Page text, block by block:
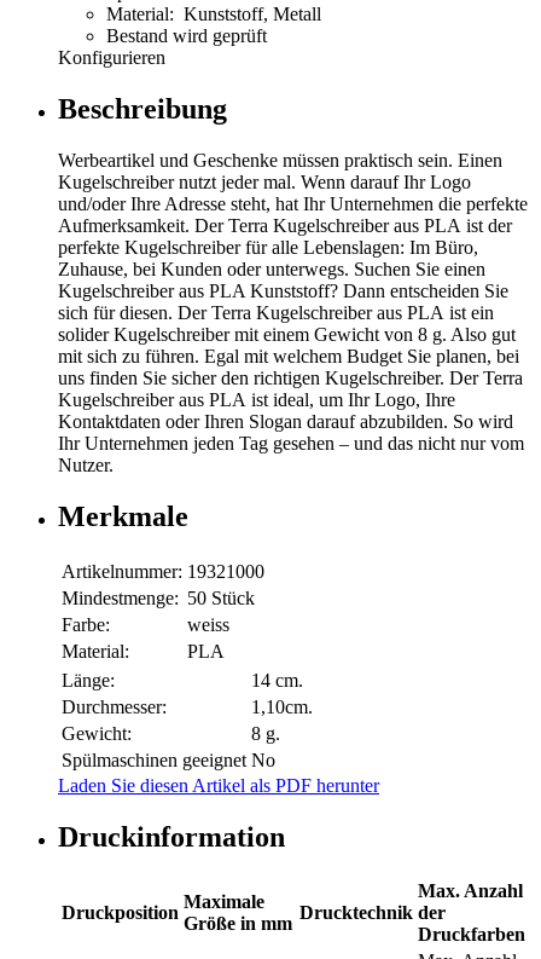
Material: Kunststoff, Metall
Bestand wird geprüft
Konfigurieren
Beschreibung
Werbeartikel und Geschenke müssen praktisch sein. Einen
Kugelschreiber nutzt jeder mal. Wenn darauf Ihr Logo
und/oder Ihre Adresse steht, hat Ihr Unternehmen die perfekte
Aufmerksamkeit. Der Terra Kugelschreiber aus PLA ist der
perfekte Kugelschreiber für alle Lebenslagen: Im Büro,
Zuhause, bei Kunden oder unterwegs. Suchen Sie einen
Kugelschreiber aus PLA Kunststoff? Dann entscheiden Sie
sich für diesen. Der Terra Kugelschreiber aus PLA ist ein
solider Kugelschreiber mit einem Gewicht von 8 g. Also gut
mit sich zu führen. Egal mit welchem Budget Sie planen, bei
uns finden Sie sicher den richtigen Kugelschreiber. Der Terra
Kugelschreiber aus PLA ist ideal, um Ihr Logo, Ihre
Kontaktdaten oder Ihren Slogan darauf abzubilden. So wird
Ihr Unternehmen jeden Tag gesehen – und das nicht nur vom
Nutzer.
Merkmale
Artikelnummer: 19321000
Mindestmenge: 50 Stück
Farbe:
weiss
Material:
PLA
Länge:
14 cm.
Durchmesser:
1,10cm.
Gewicht:
8 g.
Spülmaschinen geeignet No
Laden Sie diesen Artikel als PDF herunter
Druckinformation
Druckposition
Maximale
Größe in mm
Drucktechnik
Max. Anzahl
der
Druckfarben